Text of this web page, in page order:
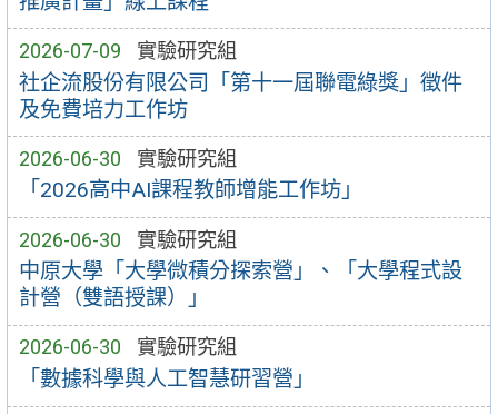
2026-07-09 實驗研究組
社企流股份有限公司「第十一屆聯電綠獎」徵件
及免費培力工作坊
2026-06-30 實驗研究組
「2026高中AI課程教師增能工作坊」
2026-06-30 實驗研究組
中原大學「大學微積分探索營」、「大學程式設
計營（雙語授課）」
2026-06-30 實驗研究組
「數據科學與人工智慧研習營」